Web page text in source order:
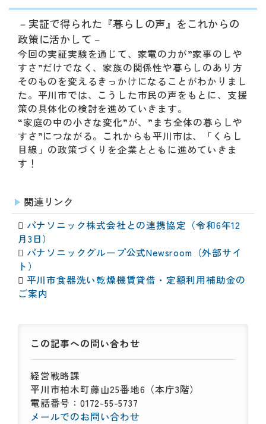
－実証で得られた『暮らしの声』をこれからの
政策に活かして－
今回の実証実験を通じて、家電の力が”家事のしや
すさ”だけでなく、家族の関係性や暮らしのあり方
そのものを変えるきっかけになることがわかりまし
た。平川市では、こうした市民の声をもとに、支援
策の具体化の検討を進めていきます。
“家庭の中の小さな変化”が、”まち全体の暮らしや
すさ”につながる。これからも平川市は、「くらし
目線」の政策づくりを企業とともに進めていきま
す！
関連リンク
 パナソニック株式会社との連携協定（令和6年12
月3日）
 パナソニックグループ公式Newsroom（外部サイ
ト）
 平川市食器洗い乾燥機賃貸借・定額利用補助金の
ご案内
この記事への問い合わせ
経営戦略課
平川市柏木町藤山25番地6（本庁3階）
電話番号：0172-55-5737
メールでのお問い合わせ